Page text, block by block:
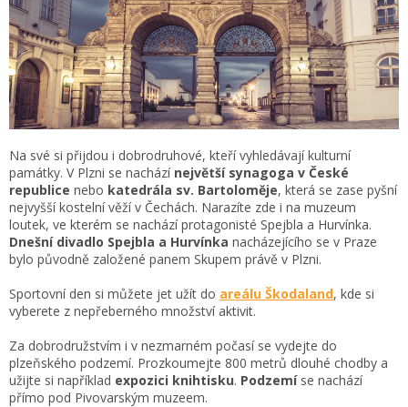
Na své si přijdou i dobrodruhové, kteří vyhledávají kulturní
památky. V Plzni se nachází největší synagoga v České
republice nebo katedrála sv. Bartoloměje, která se zase pyšní
nejvyšší kostelní věží v Čechách. Narazíte zde i na muzeum
loutek, ve kterém se nachází protagonisté Spejbla a Hurvínka.
Dnešní divadlo Spejbla a Hurvínka nacházejícího se v Praze
bylo původně založené panem Skupem právě v Plzni.
Sportovní den si můžete jet užít do areálu Škodaland, kde si
vyberete z nepřeberného množství aktivit.
Za dobrodružstvím i v nezmarném počasí se vydejte do
plzeňského podzemí. Prozkoumejte 800 metrů dlouhé chodby a
užijte si například expozici knihtisku. Podzemíse nachází
přímo pod Pivovarským muzeem.